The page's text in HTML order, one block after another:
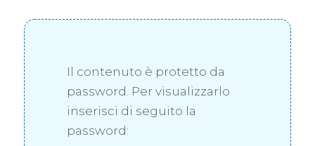
Il contenuto è protetto da
password. Per visualizzarlo
inserisci di seguito la
password: